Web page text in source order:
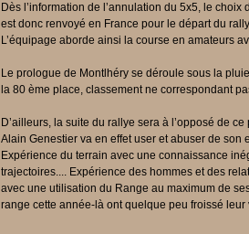
Dès l’information de l’annulation du 5x5, le
est donc renvoyé en France pour le départ du
L’équipage aborde ainsi la course en amateurs
Le prologue de Montlhéry se déroule sous la
la 80 ème place, classement ne correspondant
D’ailleurs, la suite du rallye sera à l’opposé de
Alain Genestier va en effet user et abuser de
Expérience du terrain avec une connaissance
trajectoires.... Expérience des hommes et des
avec une utilisation du Range au maximum de
range cette année-là ont quelque peu froissé